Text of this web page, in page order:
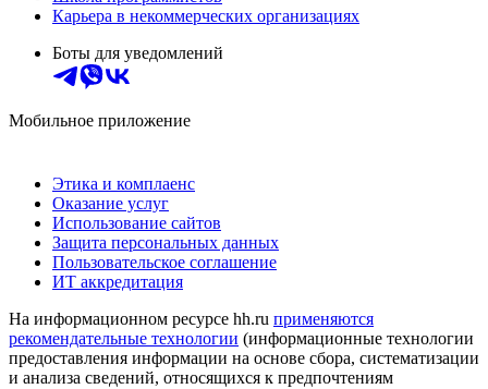
Карьера в некоммерческих организациях
Боты для уведомлений
Мобильное приложение
Этика и комплаенс
Оказание услуг
Использование сайтов
Защита персональных данных
Пользовательское соглашение
ИТ аккредитация
На информационном ресурсе hh.ru применяются
рекомендательные технологии (информационные технологии
предоставления информации на основе сбора, систематизации
и анализа сведений, относящихся к предпочтениям